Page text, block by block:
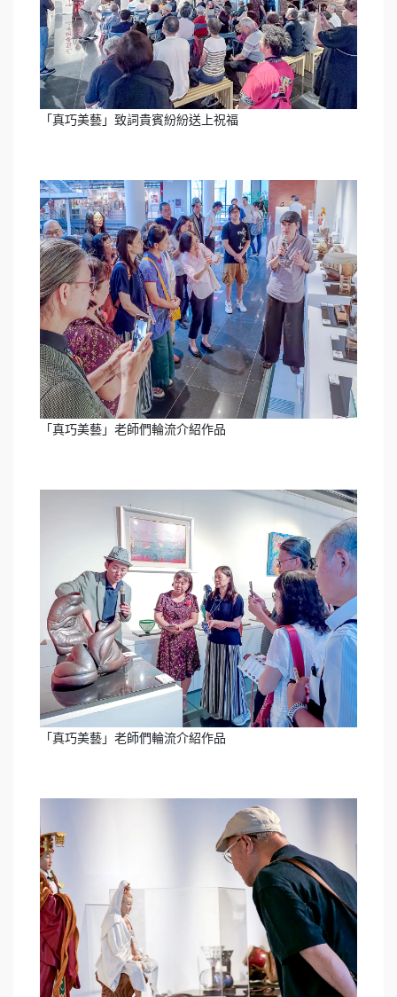
「真巧美藝」致詞貴賓紛紛送上祝福
「真巧美藝」老師們輪流介紹作品
「真巧美藝」老師們輪流介紹作品